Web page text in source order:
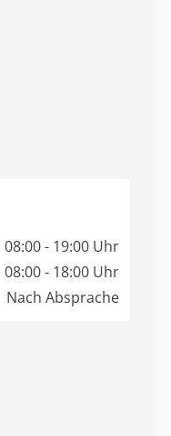
08:00 - 19:00 Uhr
08:00 - 18:00 Uhr
Nach Absprache